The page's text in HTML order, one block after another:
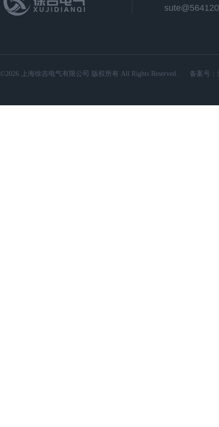
©2026 上海徐吉电气有限公司 版权所有 All Rights Reserved. 备案号：